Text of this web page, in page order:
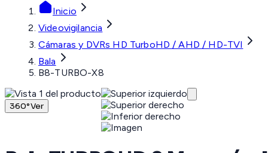
Inicio
Videovigilancia
Cámaras y DVRs HD TurboHD / AHD / HD-TVI
Bala
B8-TURBO-X8
360°Ver